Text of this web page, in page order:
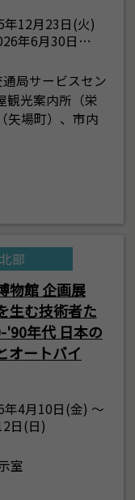
年12月23日(火)
年6月30日…
局サービスセン
観光案内所（栄
矢場町）、市内
北部
物館 企画展
生む技術者た
'90年代 日本の
オートバイ
年4月10日(金) ～
日(日)
室